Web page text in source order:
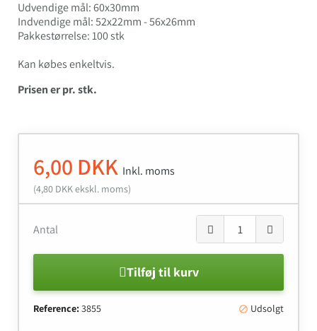
Udvendige mål: 60x30mm
Indvendige mål: 52x22mm - 56x26mm
Pakkestørrelse: 100 stk
Kan købes enkeltvis.
Prisen er pr. stk.
6,00 DKK Inkl. moms
(4,80 DKK ekskl. moms)
Antal
Tilføj til kurv
Reference:3855  Udsolgt